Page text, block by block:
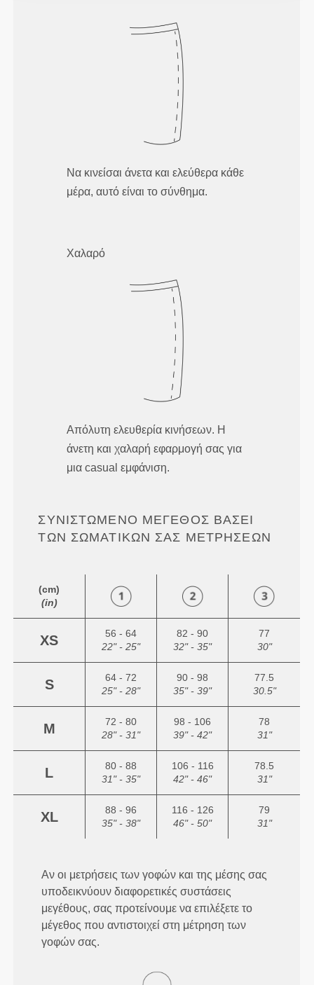
Να κινείσαι άνετα και ελεύθερα κάθε
μέρα, αυτό είναι το σύνθημα.
Χαλαρό
Απόλυτη ελευθερία κινήσεων. Η
άνετη και χαλαρή εφαρμογή σας για
μια casual εμφάνιση.
ΣΥΝΙΣΤΏΜΕΝΟ ΜΈΓΕΘΟΣ ΒΆΣΕΙ
ΤΩΝ ΣΩΜΑΤΙΚΏΝ ΣΑΣ ΜΕΤΡΉΣΕΩΝ
(cm)
(in)
XS
56 - 64
22" - 25"
82 - 90
32" - 35"
77
30"
S
64 - 72
25" - 28"
90 - 98
35" - 39"
77.5
30.5"
M
72 - 80
28" - 31"
98 - 106
39" - 42"
78
31"
L
80 - 88
31" - 35"
106 - 116
42" - 46"
78.5
31"
XL
88 - 96
35" - 38"
116 - 126
46" - 50"
79
31"
Αν οι μετρήσεις των γοφών και της μέσης σας
υποδεικνύουν διαφορετικές συστάσεις
μεγέθους, σας προτείνουμε να επιλέξετε το
μέγεθος που αντιστοιχεί στη μέτρηση των
γοφών σας.